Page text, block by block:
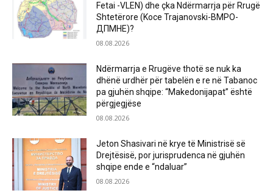
Fetai -VLEN) dhe çka Ndërmarrja për Rrugë
Shtetërore (Koce Trajanovski-ВМРО-
ДПМНЕ)?
08.08.2026
Ndërmarrja e Rrugëve thotë se nuk ka
dhënë urdhër për tabelën e re në Tabanoc
pa gjuhën shqipe: “Makedonijapat” është
përgjegjëse
08.08.2026
Jeton Shasivari në krye të Ministrisë së
Drejtësisë, por jurisprudenca në gjuhën
shqipe ende e “ndaluar”
08.08.2026